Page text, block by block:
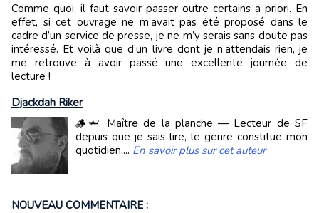
Comme quoi, il faut savoir passer outre certains a priori. En
effet, si cet ouvrage ne m’avait pas été proposé dans le
cadre d’un service de presse, je ne m’y serais sans doute pas
intéressé. Et voilà que d’un livre dont je n’attendais rien, je
me retrouve à avoir passé une excellente journée de
lecture !
Djackdah Riker
🪵🦈 Maître de la planche — Lecteur de SF
depuis que je sais lire, le genre constitue mon
quotidien,... En savoir plus sur cet auteur
NOUVEAU COMMENTAIRE :